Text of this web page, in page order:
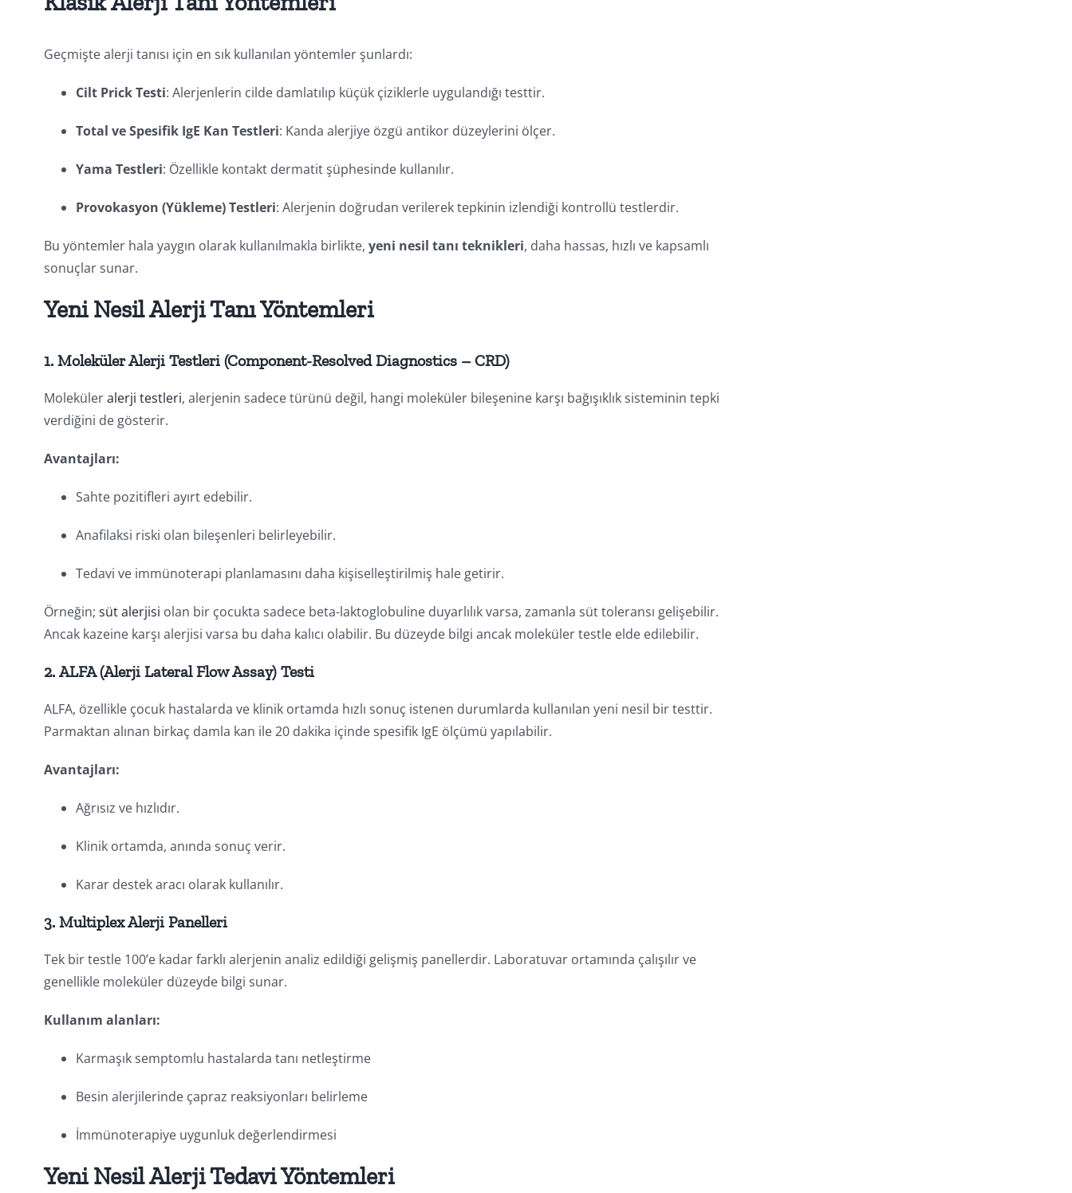
Geçmişte alerji tanısı için en sık kullanılan yöntemler şunlardı:
Cilt Prick Testi: Alerjenlerin cilde damlatılıp küçük çiziklerle uygulandığı testtir.
Total ve Spesifik IgE Kan Testleri: Kanda alerjiye özgü antikor düzeylerini ölçer.
Yama Testleri: Özellikle kontakt dermatit şüphesinde kullanılır.
Provokasyon (Yükleme) Testleri: Alerjenin doğrudan verilerek tepkinin izlendiği kontrollü testlerdir.
Bu yöntemler hala yaygın olarak kullanılmakla birlikte,yeni nesil tanı teknikleri, daha hassas, hızlı ve kapsamlı
sonuçlar sunar.
Yeni Nesil Alerji Tanı Yöntemleri
1.Moleküler Alerji Testleri (Component-Resolved Diagnostics – CRD)
Moleküleralerji testleri, alerjenin sadece türünü değil, hangi moleküler bileşenine karşı bağışıklık sisteminin tepki
verdiğini de gösterir.
Avantajları:
Sahte pozitifleri ayırt edebilir.
Anafilaksi riski olan bileşenleri belirleyebilir.
Tedavi ve immünoterapi planlamasını daha kişiselleştirilmiş hale getirir.
Örneğin;süt alerjisi olan bir çocukta sadece beta-laktoglobuline duyarlılık varsa, zamanla süt toleransı gelişebilir.
Ancak kazeine karşı alerjisi varsa bu daha kalıcı olabilir. Bu düzeyde bilgi ancak moleküler testle elde edilebilir.
2.ALFA (Alerji Lateral Flow Assay) Testi
ALFA, özellikle çocuk hastalarda ve klinik ortamda hızlı sonuç istenen durumlarda kullanılan yeni nesil bir testtir.
Parmaktan alınan birkaç damla kan ile 20 dakika içinde spesifik IgE ölçümü yapılabilir.
Avantajları:
Ağrısız ve hızlıdır.
Klinik ortamda, anında sonuç verir.
Karar destek aracı olarak kullanılır.
3.Multiplex Alerji Panelleri
Tek bir testle 100’e kadar farklı alerjenin analiz edildiği gelişmiş panellerdir. Laboratuvar ortamında çalışılır ve
genellikle moleküler düzeyde bilgi sunar.
Kullanım alanları:
Karmaşık semptomlu hastalarda tanı netleştirme
Besin alerjilerinde çapraz reaksiyonları belirleme
İmmünoterapiye uygunluk değerlendirmesi
Yeni Nesil Alerji Tedavi Yöntemleri